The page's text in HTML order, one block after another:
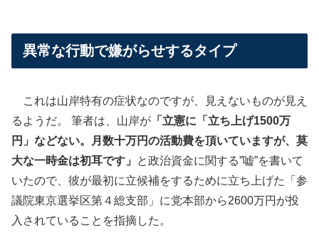
異常な行動で嫌がらせするタイプ
これは山岸特有の症状なのですが、見えないものが見え
るようだ。 筆者は、山岸が 「立憲に「立ち上げ1500万
円」などない。月数十万円の活動費を頂いていますが、莫
大な一時金は初耳です」
と政治資金に関する”嘘”を書いて
いたので、彼が最初に立候補をするために立ち上げた「参
議院東京選挙区第４総支部」に党本部から2600万円が投
入されていることを指摘した。